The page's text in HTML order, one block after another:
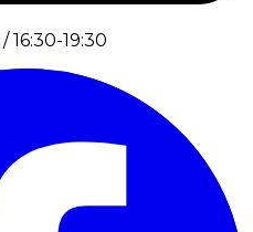
16:30-19:30